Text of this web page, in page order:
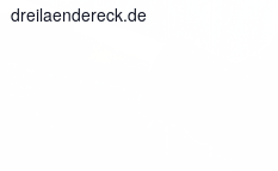
dreilaendereck.de